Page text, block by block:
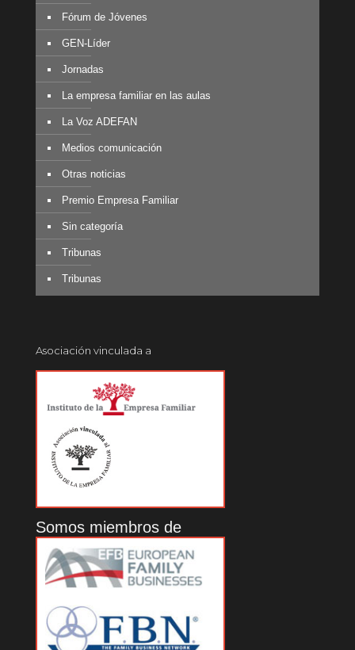
Fórum de Jóvenes
GEN-Líder
Jornadas
La empresa familiar en las aulas
La Voz ADEFAN
Medios comunicación
Otras noticias
Premio Empresa Familiar
Sin categoría
Tribunas
Tribunas
Asociación vinculada a
Somos miembros de